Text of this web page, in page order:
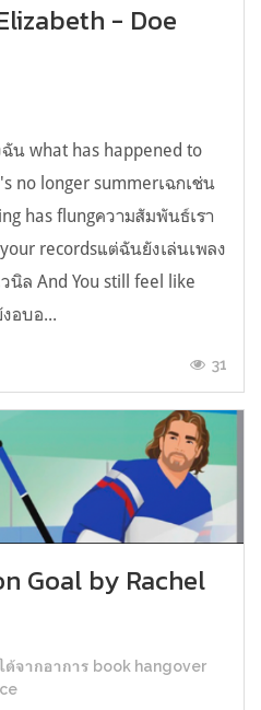
- Doe
น what has happened to
no longer summerเฉกเช่น
has flungความสัมพันธ์เรา
recordsแต่ฉันยังเล่นเพลง
ล And You still feel like
อบอ...
31
Goal by Rachel
จากอาการ book hangover